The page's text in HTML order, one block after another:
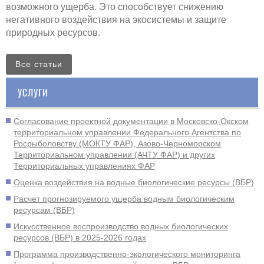
УСЛУГИ
Согласование проектной документации в Московско-Окском
территориальном управлении Федерального Агентства по
Росрыболовству (МОКТУ ФАР), Азово-Черноморском
Территориальном управлении (АЧТУ ФАР) и других
Территориальных управлениях ФАР
Оценка воздействия на водные биологические ресурсы (ВБР)
Расчет прогнозируемого ущерба водным биологическим
ресурсам (ВБР)
Искусственное воспроизводство водных биологических
ресурсов (ВБР) в 2025-2026 годах
Программа производственно-экологического мониторинга
возможного ущерба. Это способствует снижению
негативного воздействия на экосистемы и защите
природных ресурсов.
Все статьи